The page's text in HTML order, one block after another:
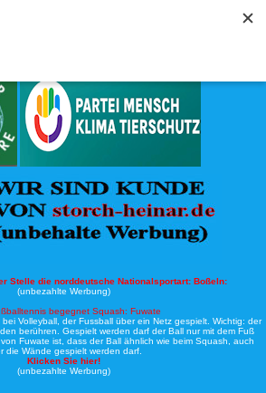
Stelle die norddeutsche Nationalsportart: Boßeln:
(unbezahlte Werbung)
begegnet Squash: Fuwate
Volleyball, der Fussball über ein Netz gespielt. Wichtig: der
berühren. Gespielt werden darf der Ball nur mit dem Fuß
Fuwate ist, dass der Ball ähnlich wie beim Squash, auch
die Wände gespielt werden darf.
Klicken Sie hier!
(unbezahlte Werbung)